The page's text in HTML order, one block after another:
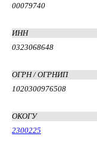
00079740
ИНН
0323068648
ОГРН / ОГРНИП
1020300976508
ОКОГУ
2300225